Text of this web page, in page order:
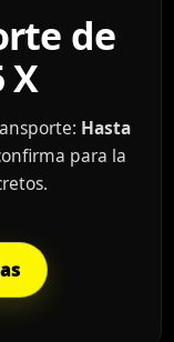
de
X
Hasta
para la